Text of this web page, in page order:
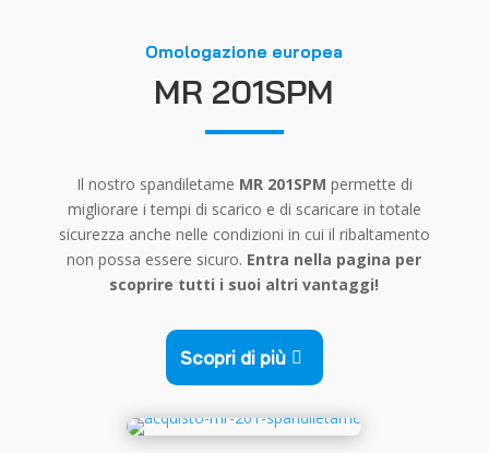
Omologazione europea
MR 201SPM
Il nostro spandiletame MR 201SPM permette di
migliorare i tempi di scarico e di scaricare in totale
sicurezza anche nelle condizioni in cui il ribaltamento
non possa essere sicuro. Entra nella pagina per
scoprire tutti i suoi altri vantaggi!
Scopri di più